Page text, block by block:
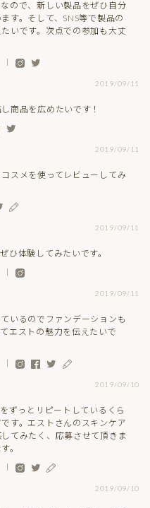
ので、新しい製品をぜひ自分
す。そして、SNS等で製品の
いです。次点での参加も大丈
｜
2019/09/11
商品を広めたいです！
2019/09/11
スメを使ってレビューしてみ
2019/09/11
ひ体験してみたいです。
｜
2019/09/11
いるのでファンデーションも
エストの魅力を伝えたいで
｜
2019/09/10
ずっとリピートしているくら
す。エストさんのスキンケア
てみたく、応募させて頂きま
。
｜
2019/09/10